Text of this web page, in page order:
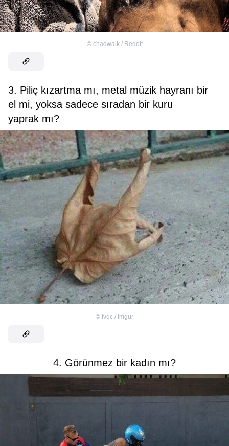
© chadwalk / Reddit
3. Piliç kızartma mı, metal müzik hayranı bir
el mi, yoksa sadece sıradan bir kuru
yaprak mı?
© tvqc / Imgur
4. Görünmez bir kadın mı?